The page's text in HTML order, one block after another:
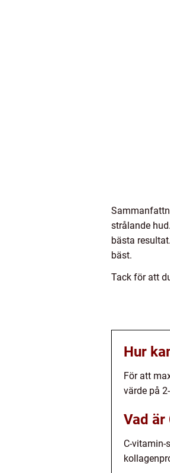
strålande
bästa
bäst.
Tack för att
Hur
För att
värde på
Vad är
C-vitamin-